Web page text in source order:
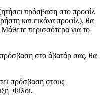
πρόσβαση στο προφίλ
και εικόνα προφίλ), θα
περισσότερα για το
στο άβατάρ σας, θα
πρόσβαση στους
Φίλοι.